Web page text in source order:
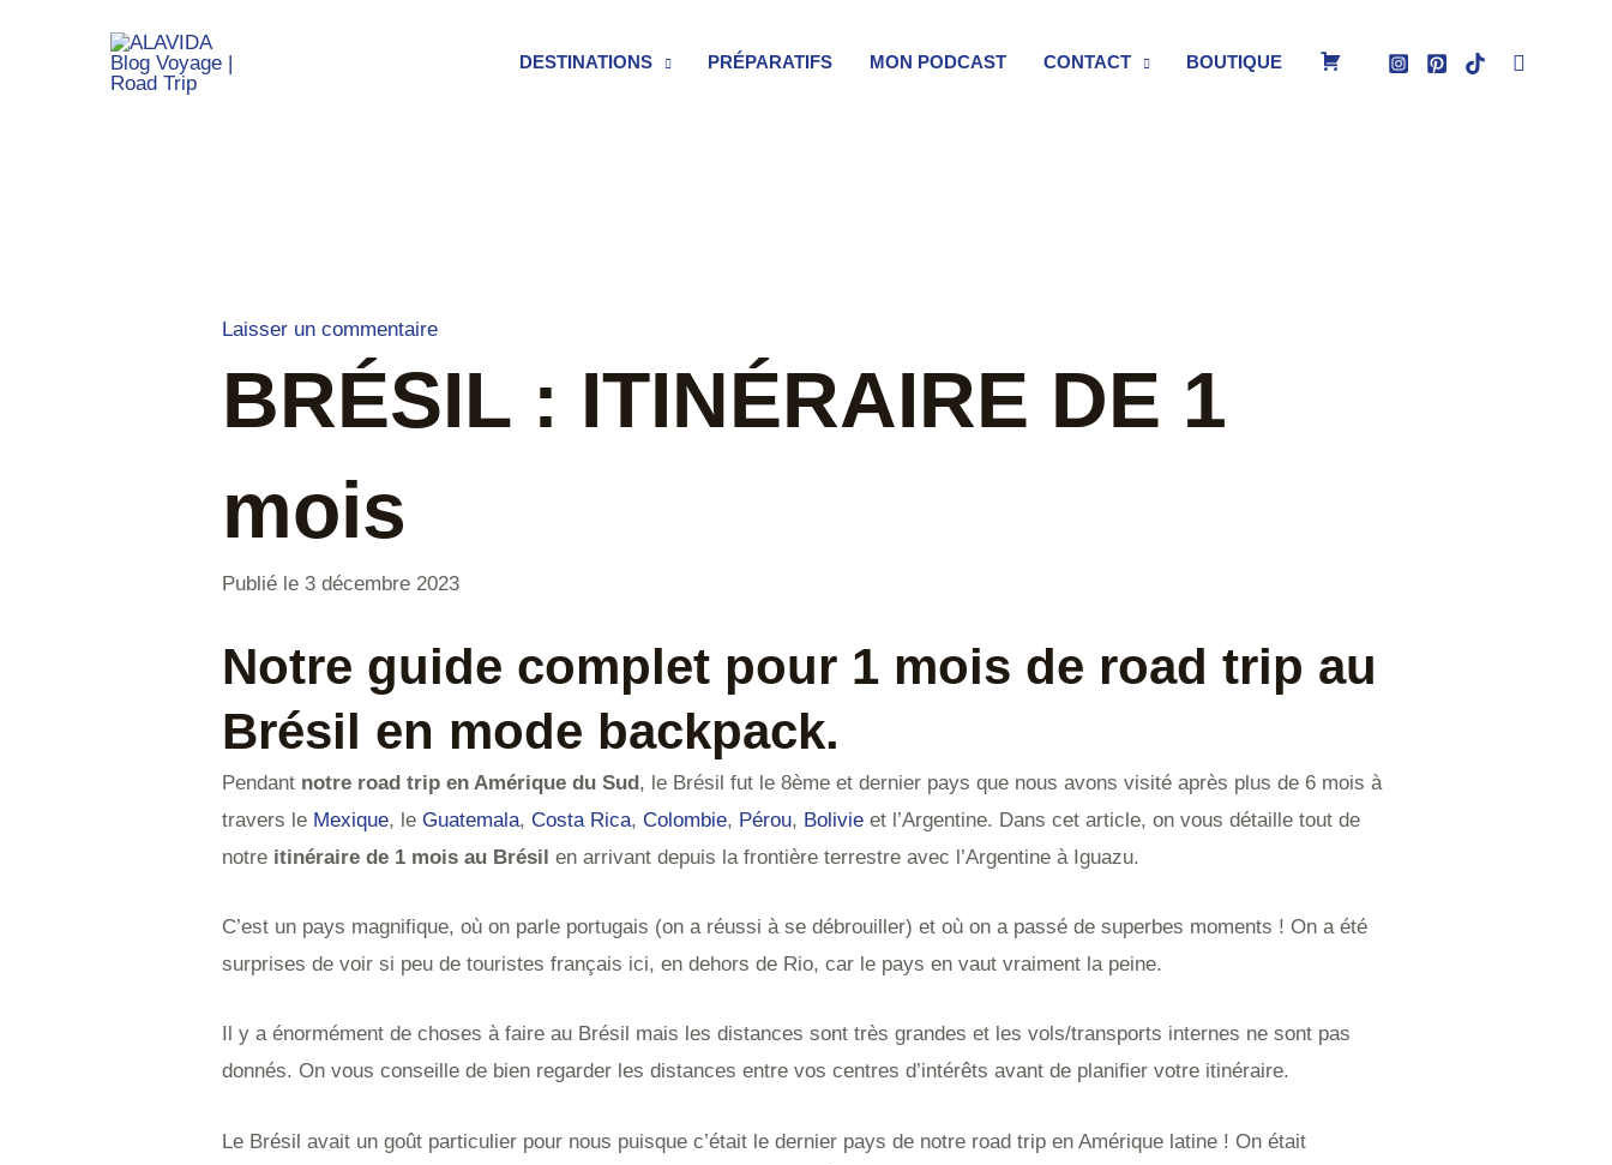
DESTINATIONS PRÉPARATIFS MON PODCAST CONTACT BOUTIQUE P
Laisser un commentaire
BRÉSIL : ITINÉRAIRE DE 1
mois
Publié le 3 décembre 2023
Notre guide complet pour 1 mois de road trip au
Brésil en mode backpack.
Pendant notre road trip en Amérique du Sud, le Brésil fut le 8ème et dernier pays que nous avons visité après plus de 6 mois à
travers le Mexique, leGuatemala,Costa Rica,Colombie, Pérou, Bolivie et l’Argentine. Dans cet article, on vous détaille tout de
notre itinéraire de 1 mois au Brésil en arrivant depuis la frontière terrestre avec l’Argentine à Iguazu.
C’est un pays magnifique, où on parle portugais (on a réussi à se débrouiller) et où on a passé de superbes moments ! On a été
surprises de voir si peu de touristes français ici, en dehors de Rio, car le pays en vaut vraiment la peine.
Il y a énormément de choses à faire au Brésil mais les distances sont très grandes et les vols/transports internes ne sont pas
donnés. On vous conseille de bien regarder les distances entre vos centres d’intérêts avant de planifier votre itinéraire.
Le Brésil avait un goût particulier pour nous puisque c’était le dernier pays de notre road trip en Amérique latine ! On était